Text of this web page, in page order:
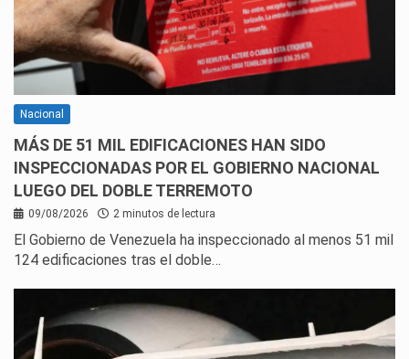
Nacional
MÁS DE 51 MIL EDIFICACIONES HAN SIDO
INSPECCIONADAS POR EL GOBIERNO NACIONAL
LUEGO DEL DOBLE TERREMOTO
09/08/2026 2 minutos de lectura
El Gobierno de Venezuela ha inspeccionado al menos 51 mil
124 edificaciones tras el doble…